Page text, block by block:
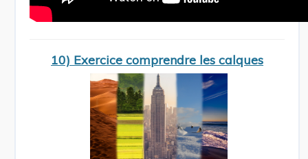
10) Exercice comprendre les calques